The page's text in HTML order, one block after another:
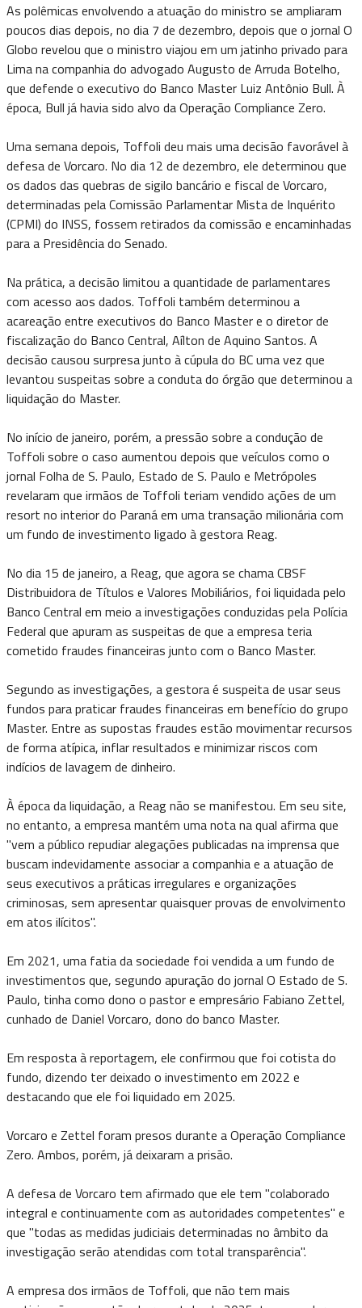
As polêmicas envolvendo a atuação do ministro se ampliaram
poucos dias depois, no dia 7 de dezembro, depois que o jornal O
Globo revelou que o ministro viajou em um jatinho privado para
Lima na companhia do advogado Augusto de Arruda Botelho,
que defende o executivo do Banco Master Luiz Antônio Bull. À
época, Bull já havia sido alvo da Operação Compliance Zero.
Uma semana depois, Toffoli deu mais uma decisão favorável à
defesa de Vorcaro. No dia 12 de dezembro, ele determinou que
os dados das quebras de sigilo bancário e fiscal de Vorcaro,
determinadas pela Comissão Parlamentar Mista de Inquérito
(CPMI) do INSS, fossem retirados da comissão e encaminhadas
para a Presidência do Senado.
Na prática, a decisão limitou a quantidade de parlamentares
com acesso aos dados. Toffoli também determinou a
acareação entre executivos do Banco Master e o diretor de
fiscalização do Banco Central, Aílton de Aquino Santos. A
decisão causou surpresa junto à cúpula do BC uma vez que
levantou suspeitas sobre a conduta do órgão que determinou a
liquidação do Master.
No início de janeiro, porém, a pressão sobre a condução de
Toffoli sobre o caso aumentou depois que veículos como o
jornal Folha de S. Paulo, Estado de S. Paulo e Metrópoles
revelaram que irmãos de Toffoli teriam vendido ações de um
resort no interior do Paraná em uma transação milionária com
um fundo de investimento ligado à gestora Reag.
No dia 15 de janeiro, a Reag, que agora se chama CBSF
Distribuidora de Títulos e Valores Mobiliários, foi liquidada pelo
Banco Central em meio a investigações conduzidas pela Polícia
Federal que apuram as suspeitas de que a empresa teria
cometido fraudes financeiras junto com o Banco Master.
Segundo as investigações, a gestora é suspeita de usar seus
fundos para praticar fraudes financeiras em benefício do grupo
Master. Entre as supostas fraudes estão movimentar recursos
de forma atípica, inflar resultados e minimizar riscos com
indícios de lavagem de dinheiro.
À época da liquidação, a Reag não se manifestou. Em seu site,
no entanto, a empresa mantém uma nota na qual afirma que
"vem a público repudiar alegações publicadas na imprensa que
buscam indevidamente associar a companhia e a atuação de
seus executivos a práticas irregulares e organizações
criminosas, sem apresentar quaisquer provas de envolvimento
em atos ilícitos".
Em 2021, uma fatia da sociedade foi vendida a um fundo de
investimentos que, segundo apuração do jornal O Estado de S.
Paulo, tinha como dono o pastor e empresário Fabiano Zettel,
cunhado de Daniel Vorcaro, dono do banco Master.
Em resposta à reportagem, ele confirmou que foi cotista do
fundo, dizendo ter deixado o investimento em 2022 e
destacando que ele foi liquidado em 2025.
Vorcaro e Zettel foram presos durante a Operação Compliance
Zero. Ambos, porém, já deixaram a prisão.
A defesa de Vorcaro tem afirmado que ele tem "colaborado
integral e continuamente com as autoridades competentes" e
que "todas as medidas judiciais determinadas no âmbito da
investigação serão atendidas com total transparência".
A empresa dos irmãos de Toffoli, que não tem mais